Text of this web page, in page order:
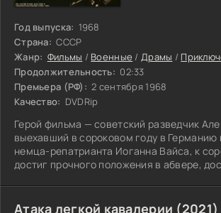
Год выпуска: 1968
Страна: СССР
Жанр: Фильмы / Военные /Драмы /
Продолжительность: 02:33
Премьера (РФ): 2 сентября 1968
Качество: DVDRip
Герой фильма — советский разведчик
выехавший в сороковом году в Германию
немца-репатрианта Иоганна Вайса, к
достиг прочного положения в абвере,
Из самых первых рук он будет получать
сведения...
Атака легкой кавалерии (2021)